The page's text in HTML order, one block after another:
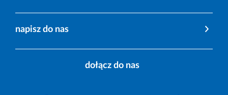
napisz do nas
dołącz do nas